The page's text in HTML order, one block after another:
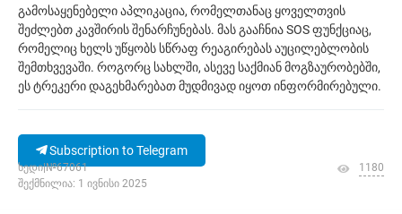
გამოსაყენებელი აპლიკაცია, რომელთანაც ყოველთვის
შეძლებთ კავშირის შენარჩუნებას. მას გააჩნია SOS ფუნქციაც,
რომელიც ხელს უწყობს სწრაფ რეაგირებას აუცილებლობის
შემთხვევაში. როგორც სახლში, ასევე საქმიან მოგზაურობებში,
ეს ტრეკერი დაგეხმარებათ მუდმივად იყოთ ინფორმირებული.
Subscription to Telegram
ხედი|№67061
შექმნილია: 1 ივნისი 2025
1180